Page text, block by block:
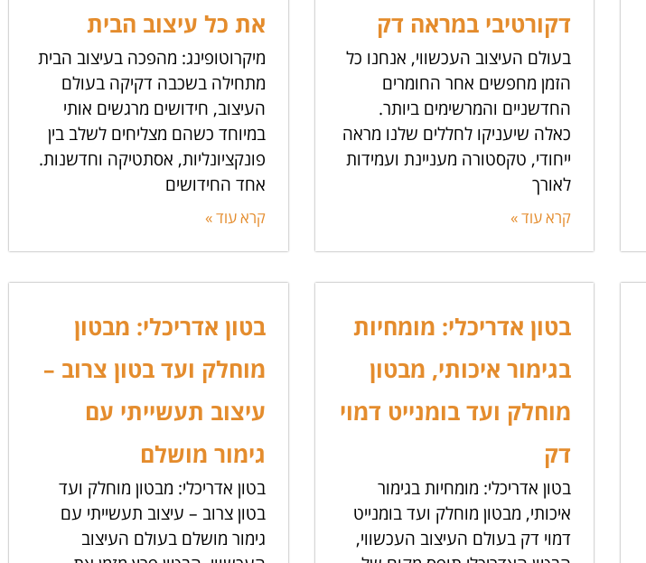
דקורטיבי במראה דק
בעולם העיצוב העכשווי, אנחנו כל
הזמן מחפשים אחר החומרים
החדשניים והמרשימים ביותר.
כאלה שיעניקו לחללים שלנו מראה
ייחודי, טקסטורה מעניינת ועמידות
לאורך
קרא עוד »
את כל עיצוב הבית
מיקרוטופינג: מהפכה בעיצוב הבית
מתחילה בשכבה דקיקה בעולם
העיצוב, חידושים מרגשים אותי
במיוחד כשהם מצליחים לשלב בין
פונקציונליות, אסתטיקה וחדשנות.
אחד החידושים
קרא עוד »
בטון אדריכלי: מומחיות
בגימור איכותי, מבטון
מוחלק ועד בומנייט דמוי
דק
בטון אדריכלי: מומחיות בגימור
איכותי, מבטון מוחלק ועד בומנייט
דמוי דק בעולם העיצוב העכשווי,
בטון אדריכלי: מבטון
מוחלק ועד בטון צרוב –
עיצוב תעשייתי עם
גימור מושלם
בטון אדריכלי: מבטון מוחלק ועד
בטון צרוב – עיצוב תעשייתי עם
גימור מושלם בעולם העיצוב